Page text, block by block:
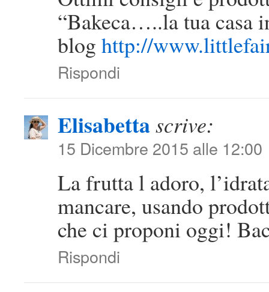
“Bakeca…..la tua casa
blog http://
Rispondi
Elisabettascrive:
15 Dicembre 2015 alle 12:00
La frutta l adoro,
mancare, usando
che ci proponi oggi!
Rispondi